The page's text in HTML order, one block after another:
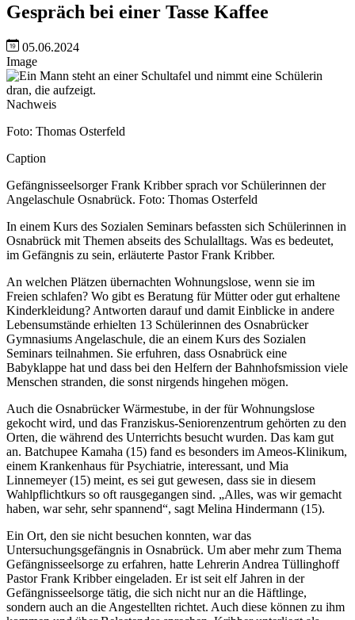
Gespräch bei einer Tasse Kaffee
05.06.2024
Image
Nachweis
Foto: Thomas Osterfeld
Caption
Gefängnisseelsorger Frank Kribber sprach vor Schülerinnen der
Angelaschule Osnabrück. Foto: Thomas Osterfeld
In einem Kurs des Sozialen Seminars befassten sich Schülerinnen in
Osnabrück mit Themen abseits des Schulalltags. Was es bedeutet,
im Gefängnis zu sein, erläuterte Pastor Frank Kribber.
An welchen Plätzen übernachten Wohnungslose, wenn sie im
Freien schlafen? Wo gibt es Beratung für Mütter oder gut erhaltene
Kinderkleidung? Antworten darauf und damit Einblicke in andere
Lebensumstände erhielten 13 Schülerinnen des Osnabrücker
Gymnasiums Angelaschule, die an einem Kurs des Sozialen
Seminars teilnahmen. Sie erfuhren, dass Osnabrück eine
Babyklappe hat und dass bei den Helfern der Bahnhofsmission viele
Menschen stranden, die sonst nirgends hingehen mögen.
Auch die Osnabrücker Wärmestube, in der für Wohnungslose
gekocht wird, und das Franziskus-Seniorenzentrum gehörten zu den
Orten, die während des Unterrichts besucht wurden. Das kam gut
an. Batchupee Kamaha (15) fand es besonders im Ameos-Klinikum,
einem Krankenhaus für Psychiatrie, interessant, und Mia
Linnemeyer (15) meint, es sei gut gewesen, dass sie in diesem
Wahlpflichtkurs so oft rausgegangen sind. „Alles, was wir gemacht
haben, war sehr, sehr spannend“, sagt Melina Hindermann (15).
Ein Ort, den sie nicht besuchen konnten, war das
Untersuchungsgefängnis in Osnabrück. Um aber mehr zum Thema
Gefängnisseelsorge zu erfahren, hatte Lehrerin Andrea Tüllinghoff
Pastor Frank Kribber eingeladen. Er ist seit elf Jahren in der
Gefängnisseelsorge tätig, die sich nicht nur an die Häftlinge,
sondern auch an die Angestellten richtet. Auch diese können zu ihm